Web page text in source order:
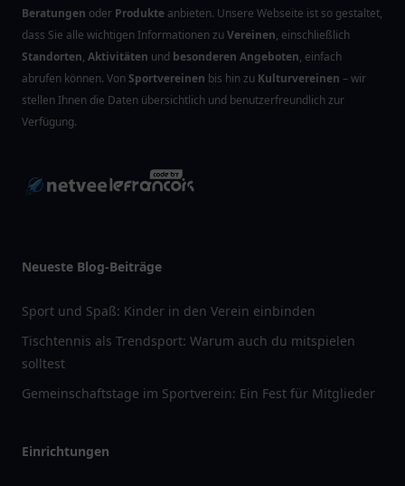
Beratungen oder Produkte anbieten. Unsere Webseite ist so gestaltet,
dass Sie alle wichtigen Informationen zu Vereinen, einschließlich
Standorten, Aktivitäten und besonderen Angeboten, einfach
abrufen können. VonSportvereinen bis hin zu Kulturvereinen – wir
stellen Ihnen die Daten übersichtlich und benutzerfreundlich zur
Verfügung.
Neueste Blog-Beiträge
Sport und Spaß: Kinder in den Verein einbinden
Tischtennis als Trendsport: Warum auch du mitspielen
solltest
Gemeinschaftstage im Sportverein: Ein Fest für Mitglieder
Einrichtungen